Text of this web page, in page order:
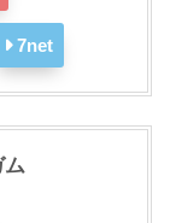
7net
ム